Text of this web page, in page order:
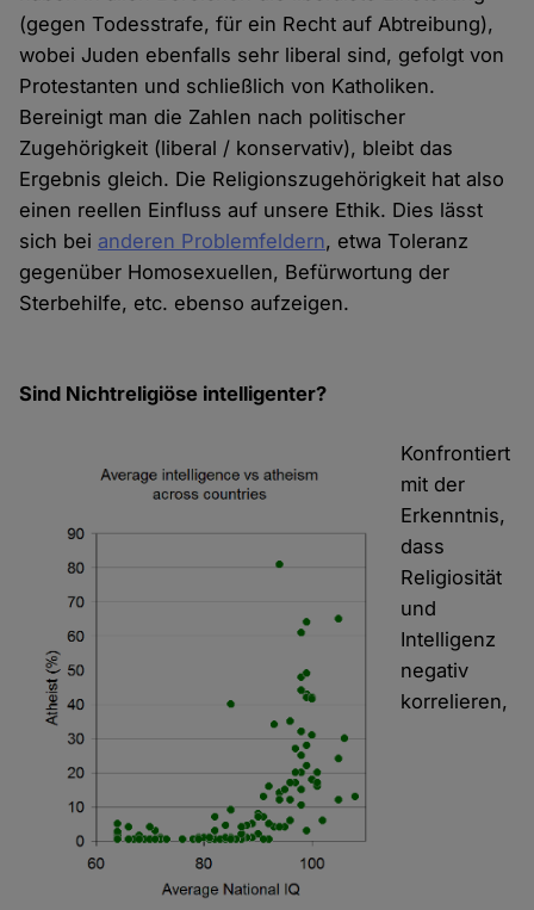
(gegen Todesstrafe, für ein Recht auf Abtreibung),
wobei Juden ebenfalls sehr liberal sind, gefolgt von
Protestanten und schließlich von Katholiken.
Bereinigt man die Zahlen nach politischer
Zugehörigkeit (liberal / konservativ), bleibt das
Ergebnis gleich. Die Religionszugehörigkeit hat also
einen reellen Einfluss auf unsere Ethik. Dies lässt
sich bei anderen Problemfeldern, etwa Toleranz
gegenüber Homosexuellen, Befürwortung der
Sterbehilfe, etc. ebenso aufzeigen.
Sind Nichtreligiöse intelligenter?
Konfrontiert
mit der
Erkenntnis,
dass
Religiosität
und
Intelligenz
negativ
korrelieren,